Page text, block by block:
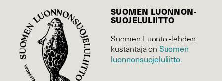
SUOMEN LUONNON­
SUOJELU­LIITTO
Suomen Luonto -lehden
kustantaja onSuomen
luonnonsuojelu­liitto.